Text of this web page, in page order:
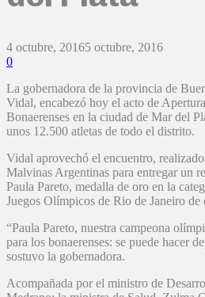
4 octubre, 20165 octubre, 2016
0
La gobernadora de la provincia de
Vidal, encabezó hoy el acto de
Bonaerenses en la ciudad de Mar del
unos 12.500 atletas de todo el distrito.
Vidal aprovechó el encuentro,
Malvinas Argentinas para entregar un
Paula Pareto, medalla de oro en la
Juegos Olímpicos de Rio de Janeiro de
“Paula Pareto, nuestra campeona
para los bonaerenses: se puede hacer
sostuvo la gobernadora.
Acompañada por el ministro de